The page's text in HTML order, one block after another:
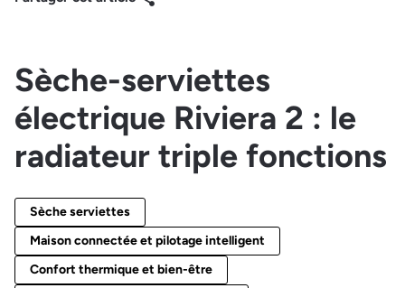
Sèche-serviettes
électrique Riviera 2 : le
radiateur triple fonctions
Sèche serviettes
Maison connectée et pilotage intelligent
Confort thermique et bien-être